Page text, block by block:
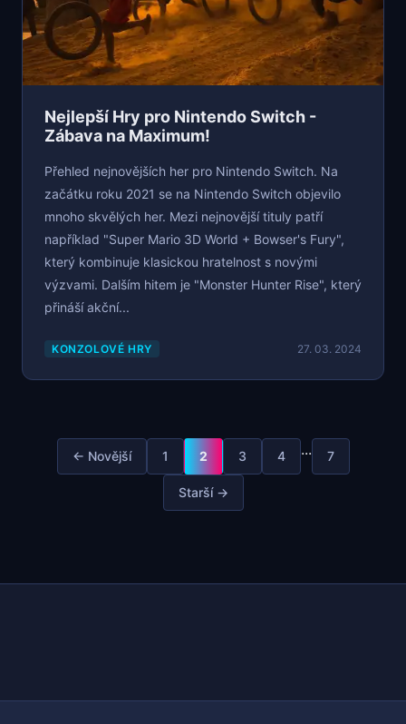
Nejlepší Hry pro Nintendo Switch -
Zábava na Maximum!
Přehled nejnovějších her pro Nintendo Switch. Na
začátku roku 2021 se na Nintendo Switch objevilo
mnoho skvělých her. Mezi nejnovější tituly patří
například "Super Mario 3D World + Bowser's Fury",
který kombinuje klasickou hratelnost s novými
výzvami. Dalším hitem je "Monster Hunter Rise", který
přináší akční...
KONZOLOVÉ HRY 27. 03. 2024
← Novější 1 2 3 4 ... 7
Starší →